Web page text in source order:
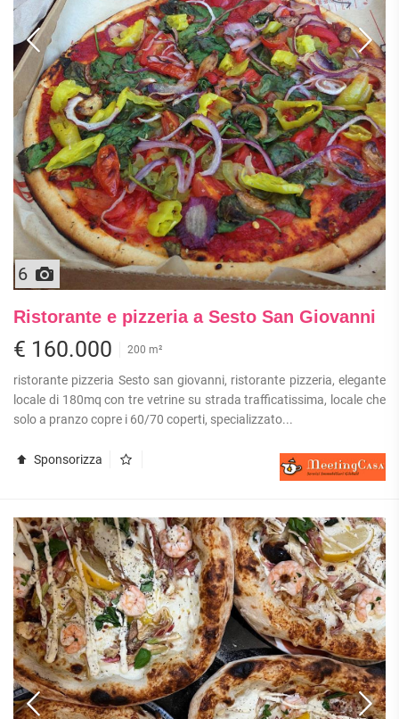
6
Ristorante e pizzeria a Sesto San Giovanni
€ 160.000 200 m²
ristorante pizzeria Sesto san giovanni, ristorante pizzeria, elegante
locale di 180mq con tre vetrine su strada trafficatissima, locale che
solo a pranzo copre i 60/70 coperti, specializzato...
Sponsorizza